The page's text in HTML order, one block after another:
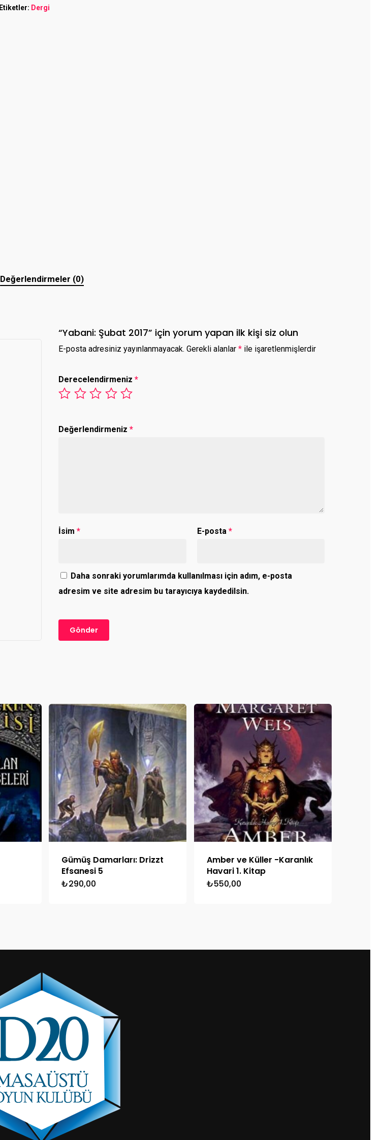
Etiketler: Dergi
Değerlendirmeler (0)
“Yabani: Şubat 2017” için yorum yapan ilk kişi siz olun
E-posta adresiniz yayınlanmayacak. Gerekli alanlar* ile işaretlenmişlerdir
Derecelendirmeniz*
Değerlendirmeniz*
İsim* E-posta *
Daha sonraki yorumlarımda kullanılması için adım, e-posta
adresim ve site adresim bu tarayıcıya kaydedilsin.
Gümüş Damarları: Drizzt
Efsanesi 5
₺290,00
Amber ve Küller -Karanlık
Havari 1. Kitap
₺550,00